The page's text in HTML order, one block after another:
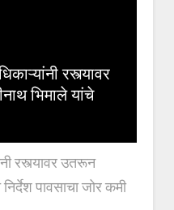
रस्त्यावर
भिमाले यांचे
रस्त्यावर उतरून
पावसाचा जोर कमी